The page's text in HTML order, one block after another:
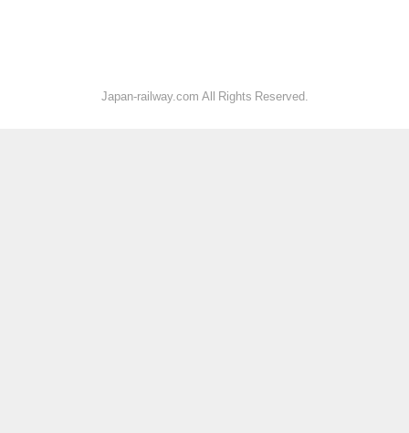
Japan-railway.com All Rights Reserved.